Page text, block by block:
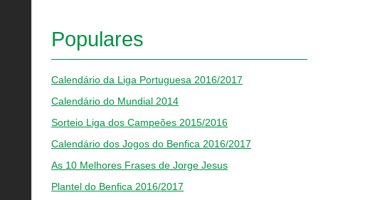
Populares
Calendário da Liga Portuguesa 2016/2017
Calendário do Mundial 2014
Sorteio Liga dos Campeões 2015/2016
Calendário dos Jogos do Benfica 2016/2017
As 10 Melhores Frases de Jorge Jesus
Plantel do Benfica 2016/2017